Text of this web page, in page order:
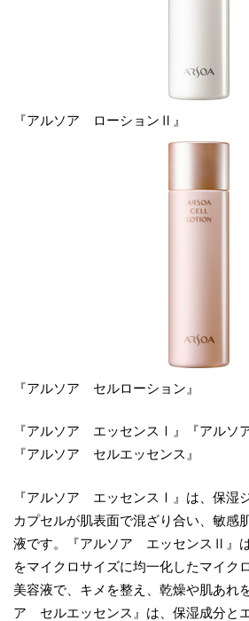
『アルソア ローションⅡ』
『アルソア セルローション』
『アルソア エッセンスⅠ』『アルソ
『アルソア セルエッセンス』
『アルソア エッセンスⅠ』は、保湿
カプセルが肌表面で混ざり合い、敏感
液です。『アルソア エッセンスⅡ』
をマイクロサイズに均一化したマイク
美容液で、キメを整え、乾燥や肌あれ
ア セルエッセンス』は、保湿成分と